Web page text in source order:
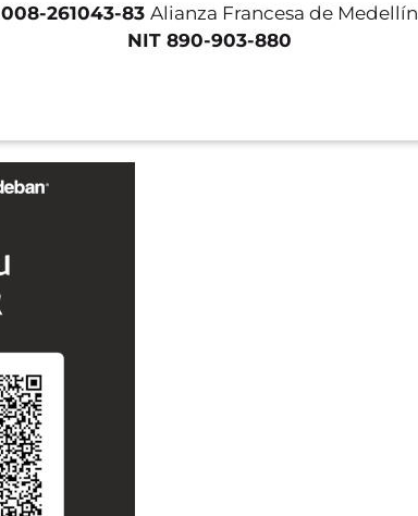
008-261043-83 Alianza Francesa de Medellín
NIT 890-903-880